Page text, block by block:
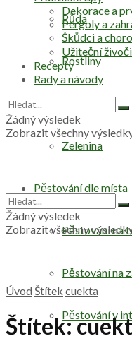
Půda
Rostliny
Zelenina
Pěstování dle místa
Pěstování na
Pěstování na
Pěstování v
Dekorace a
Pergoly a
Škůdci a
Užiteční
Recepty
Rady a návody
Žádný výsledek
Zobrazit všechny
Žádný výsledek
Zobrazit všechny
Úvod Štítek cuekta
Štítek: